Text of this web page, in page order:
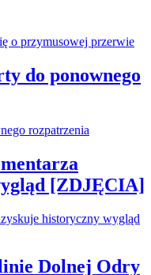
do ponownego
[ZDJĘCIA]
Dolnej Odry